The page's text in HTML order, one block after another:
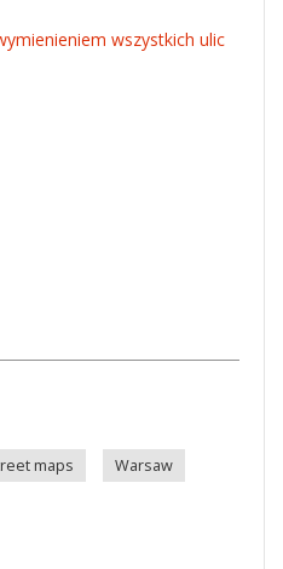
wszystkich ulic
maps
Warsaw